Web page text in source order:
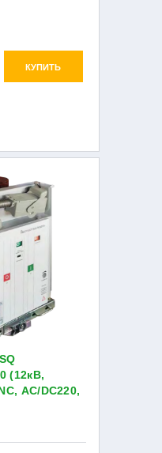
КУПИТЬ
(12кВ,
AC/DC220,